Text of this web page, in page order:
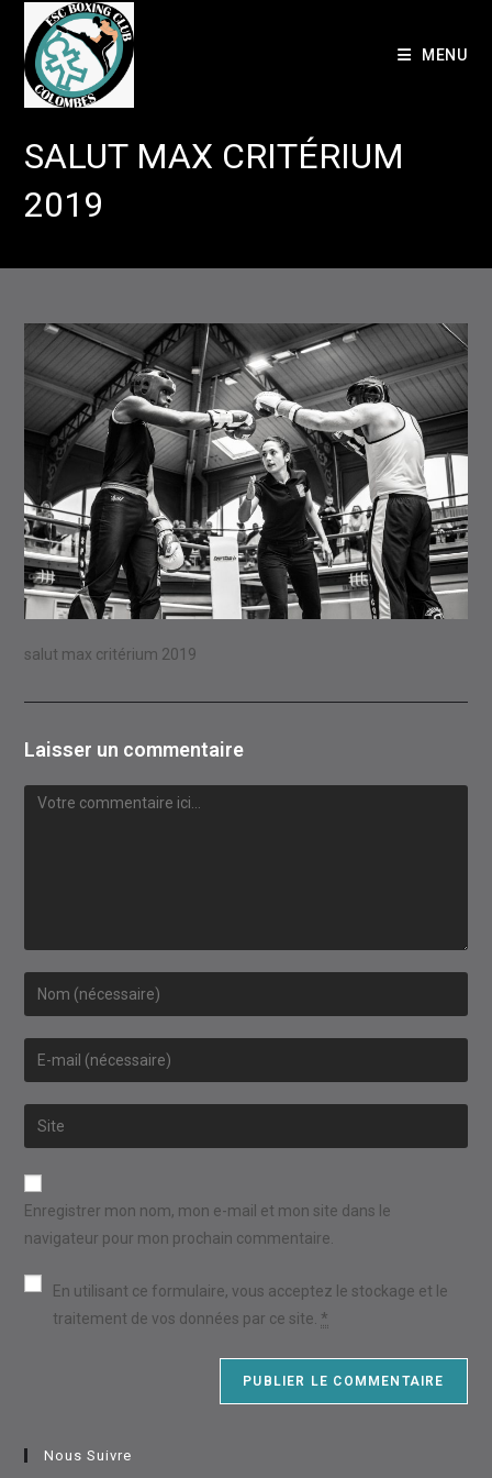
content
MENU
SALUT MAX CRITÉRIUM
2019
salut max critérium 2019
Laisser un commentaire
Comment
Enter
your
name
comment
Enter
your
email
address
comment
Saisir
l’URL
de
Enregistrer mon nom, mon e-mail et mon site dans le
navigateur pour mon prochain commentaire.
En utilisant ce formulaire, vous acceptez le stockage et le
traitement de vos données par ce site. *
Nous Suivre